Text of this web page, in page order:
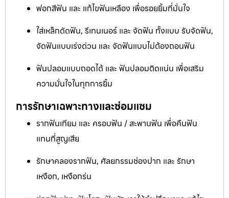
ฟอกสีฟัน และ แก้ไขฟันเหลือง เพื่อรอยยิ้มที่มั่นใจ
ใส่เหล็กดัดฟัน, รีเทนเนอร์ และ จัดฟัน ทั้งแบบ รับจัดฟัน,
จัดฟันแบบเร่งด่วน และ จัดฟันแบบไม่ต้องถอนฟัน
ฟันปลอมแบบถอดได้ และ ฟันปลอมติดแน่น เพื่อเสริม
ความมั่นใจในทุกการยิ้ม
การรักษาเฉพาะทางและซ่อมแซม
รากฟันเทียม และ ครอบฟัน / สะพานฟัน เพื่อคืนฟัน
แทนที่สูญเสีย
รักษาคลองรากฟัน, ศัลยกรรมช่องปาก และ รักษา
เหงือก, เหงือกร่น